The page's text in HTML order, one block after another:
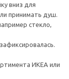
вниз для
принимать душ.
стекло,
ИКЕА или